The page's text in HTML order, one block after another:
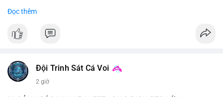
$btc
#vlikevn #titanbot
Đọc thêm
Đội Trinh Sát Cá Voi
2 giờ